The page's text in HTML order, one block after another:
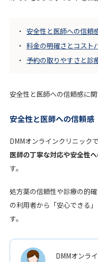
安全性と医師への信頼
料金の明確さとコスト
予約の取りやすさと診
安全性と医師への信頼感に
安全性と医師への信頼感
DMMオンラインクリニック
医師の丁寧な対応や安全性
す。
処方薬の信頼性や診療の的
の利用者から「安心できる
す。
DMMオンラ